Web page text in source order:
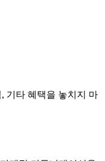
기타 혜택을 놓치지 마